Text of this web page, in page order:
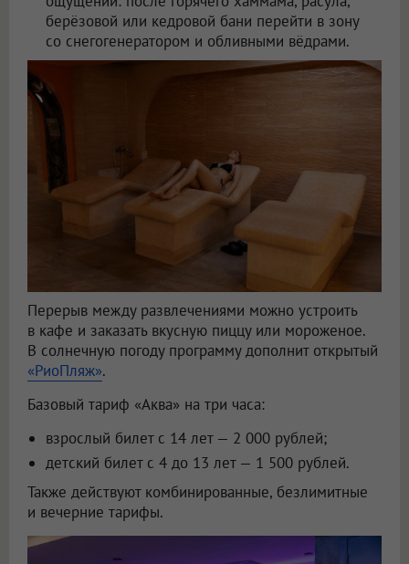
берёзовой или кедровой бани перейти в зону
со снегогенератором и обливными вёдрами.
Перерыв между развлечениями можно устроить
в кафе и заказать вкусную пиццу или мороженое.
В солнечную погоду программу дополнит открытый
«РиоПляж».
Базовый тариф «Аква» на три часа:
взрослый билет с 14 лет — 2 000 рублей;
детский билет с 4 до 13 лет — 1 500 рублей.
Также действуют комбинированные, безлимитные
и вечерние тарифы.